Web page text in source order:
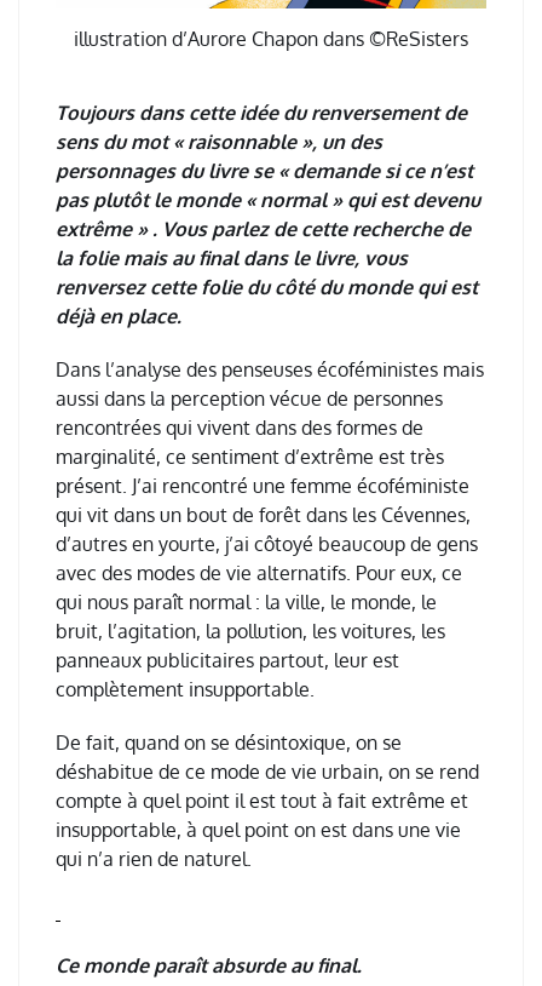
illustration d’Aurore Chapon dans ©ReSisters
Toujours dans cette idée du renversement de
sens du mot « raisonnable », un des
personnages du livre se « demande si ce n’est
pas plutôt le monde « normal » qui est devenu
extrême » . Vous parlez de cette recherche de
la folie mais au final dans le livre, vous
renversez cette folie du côté du monde qui est
déjà en place.
Dans l’analyse des penseuses écoféministes mais
aussi dans la perception vécue de personnes
rencontrées qui vivent dans des formes de
marginalité, ce sentiment d’extrême est très
présent. J’ai rencontré une femme écoféministe
qui vit dans un bout de forêt dans les Cévennes,
d’autres en yourte, j’ai côtoyé beaucoup de gens
avec des modes de vie alternatifs. Pour eux, ce
qui nous paraît normal : la ville, le monde, le
bruit, l’agitation, la pollution, les voitures, les
panneaux publicitaires partout, leur est
complètement insupportable.
De fait, quand on se désintoxique, on se
déshabitue de ce mode de vie urbain, on se rend
compte à quel point il est tout à fait extrême et
insupportable, à quel point on est dans une vie
qui n’a rien de naturel.
Ce monde paraît absurde au final.